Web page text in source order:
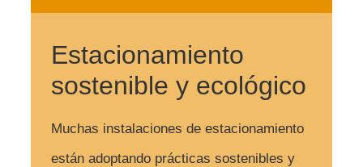
Estacionamiento
sostenible y ecológico
Muchas instalaciones de estacionamiento
están adoptando prácticas sostenibles y